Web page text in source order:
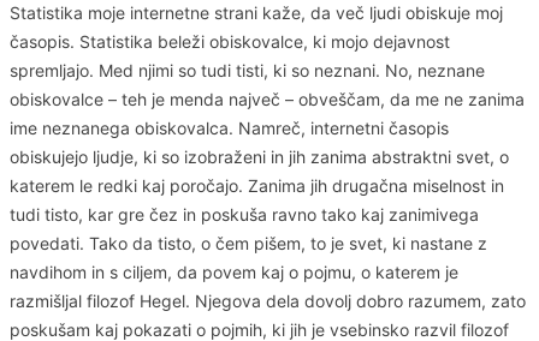
Statistika moje internetne strani kaže, da več ljudi obiskuje moj
časopis. Statistika beleži obiskovalce, ki mojo dejavnost
spremljajo. Med njimi so tudi tisti, ki so neznani. No, neznane
obiskovalce – teh je menda največ – obveščam, da me ne zanima
ime neznanega obiskovalca. Namreč, internetni časopis
obiskujejo ljudje, ki so izobraženi in jih zanima abstraktni svet, o
katerem le redki kaj poročajo. Zanima jih drugačna miselnost in
tudi tisto, kar gre čez in poskuša ravno tako kaj zanimivega
povedati. Tako da tisto, o čem pišem, to je svet, ki nastane z
navdihom in s ciljem, da povem kaj o pojmu, o katerem je
razmišljal filozof Hegel. Njegova dela dovolj dobro razumem, zato
poskušam kaj pokazati o pojmih, ki jih je vsebinsko razvil filozof